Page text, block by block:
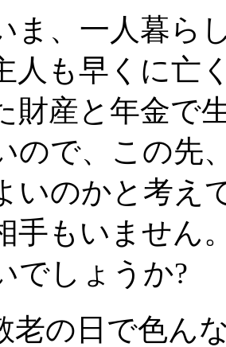
ま、一人暮ら
人も早くに亡
財産と年金で
ので、この先
いのかと考え
手もいません
でしょうか?
老の日で色ん